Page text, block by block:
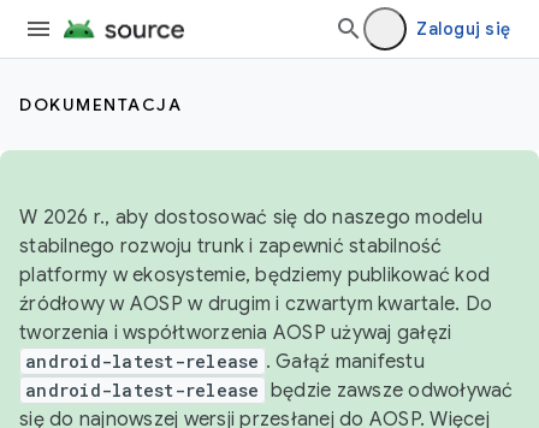
Zaloguj się
DOKUMENTACJA
W 2026 r., aby dostosować się do naszego modelu
stabilnego rozwoju trunk i zapewnić stabilność
platformy w ekosystemie, będziemy publikować kod
źródłowy w AOSP w drugim i czwartym kwartale. Do
tworzenia i współtworzenia AOSP używaj gałęzi
android-latest-release . Gałąź manifestu
android-latest-release będzie zawsze odwoływać
się do najnowszej wersji przesłanej do AOSP. Więcej